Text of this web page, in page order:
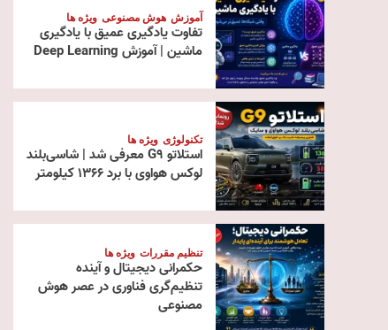
آموزش هوش مصنوعی ویژه ها
تفاوت یادگیری عمیق با یادگیری
ماشین | آموزش Deep Learning
تکنولوژی ویژه ها
استلاتو G9 معرفی شد | شاسی‌بلند
لوکس هواوی با برد ۱۳۶۶ کیلومتر
تنظیم مقررات ویژه ها
حکمرانی دیجیتال و آینده
تنظیم‌گری فناوری در عصر هوش
مصنوعی